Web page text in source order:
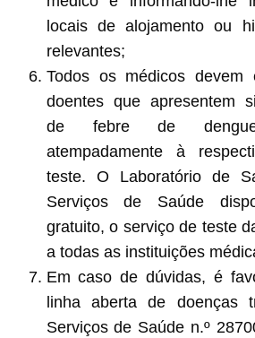
locais de alojamento ou
relevantes;
Todos os médicos devem
doentes que apresentem
de febre de
atempadamente à
teste. O Laboratório de
Serviços de Saúde
gratuito, o serviço de teste
a todas as instituições
Em caso de dúvidas, é
linha aberta de doenças
Serviços de Saúde n.º